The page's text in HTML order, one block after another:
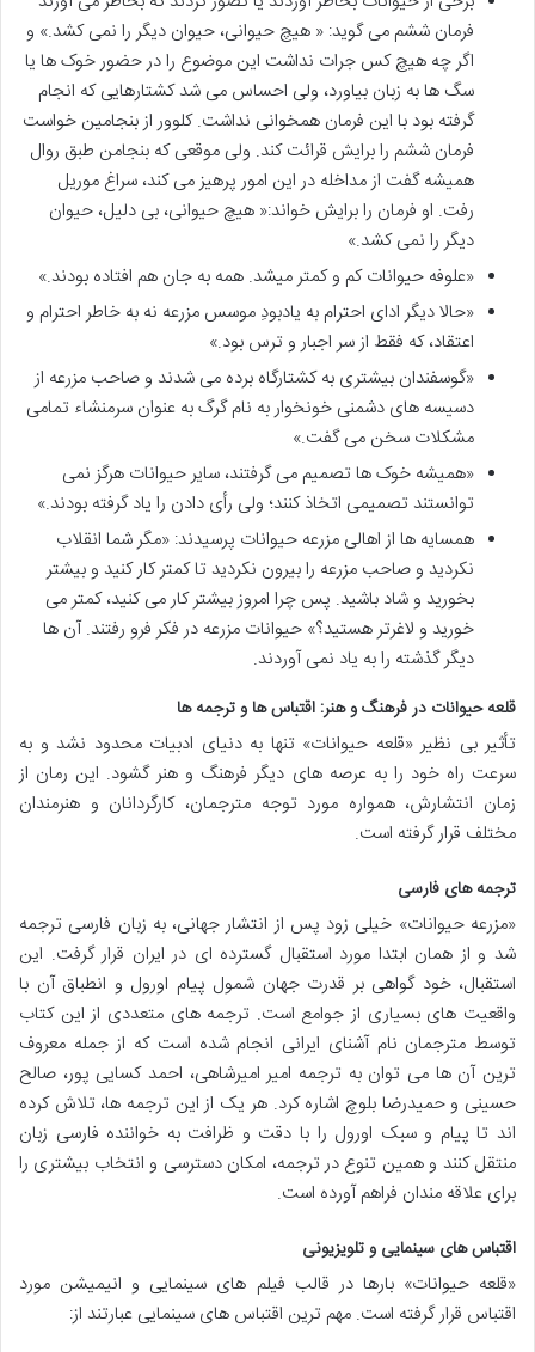
فرمان ششم می گوید: « هیچ حیوانی، حیوان دیگر را نمی کشد.» و
اگر چه هیچ کس جرات نداشت این موضوع را در حضور خوک ها یا
سگ ها به زبان بیاورد، ولی احساس می شد کشتارهایی که انجام
گرفته بود با این فرمان همخوانی نداشت. کلوور از بنجامین خواست
فرمان ششم را برایش قرائت کند. ولی موقعی که بنجامن طبق روال
همیشه گفت از مداخله در این امور پرهیز می کند، سراغ موریل
رفت. او فرمان را برایش خواند:« هیچ حیوانی، بی دلیل، حیوان
دیگر را نمی کشد.»
«علوفه حیوانات کم و کمتر میشد. همه به جان هم افتاده بودند.»
«حالا دیگر ادای احترام به یادبودِ موسس مزرعه نه به خاطر احترام و
اعتقاد، که فقط از سر اجبار و ترس بود.»
«گوسفندان بیشتری به کشتارگاه برده می شدند و صاحب مزرعه از
دسیسه های دشمنی خونخوار به نام گرگ به عنوان سرمنشاء تمامی
مشکلات سخن می گفت.»
«همیشه خوک ها تصمیم می گرفتند، سایر حیوانات هرگز نمی
توانستند تصمیمی اتخاذ کنند؛ ولی رأی دادن را یاد گرفته بودند.»
همسایه ها از اهالی مزرعه حیوانات پرسیدند: «مگر شما انقلاب
نکردید و صاحب مزرعه را بیرون نکردید تا کمتر کار کنید و بیشتر
بخورید و شاد باشید. پس چرا امروز بیشتر کار می کنید، کمتر می
خورید و لاغرتر هستید؟» حیوانات مزرعه در فکر فرو رفتند. آن ها
دیگر گذشته را به یاد نمی آوردند.
قلعه حیوانات در فرهنگ و هنر: اقتباس ها و ترجمه ها
تأثیر بی نظیر «قلعه حیوانات» تنها به دنیای ادبیات محدود نشد و به
سرعت راه خود را به عرصه های دیگر فرهنگ و هنر گشود. این رمان از
زمان انتشارش، همواره مورد توجه مترجمان، کارگردانان و هنرمندان
مختلف قرار گرفته است.
ترجمه های فارسی
«مزرعه حیوانات» خیلی زود پس از انتشار جهانی، به زبان فارسی ترجمه
شد و از همان ابتدا مورد استقبال گسترده ای در ایران قرار گرفت. این
استقبال، خود گواهی بر قدرت جهان شمول پیام اورول و انطباق آن با
واقعیت های بسیاری از جوامع است. ترجمه های متعددی از این کتاب
توسط مترجمان نام آشنای ایرانی انجام شده است که از جمله معروف
ترین آن ها می توان به ترجمه امیر امیرشاهی، احمد کسایی پور، صالح
حسینی و حمیدرضا بلوچ اشاره کرد. هر یک از این ترجمه ها، تلاش کرده
اند تا پیام و سبک اورول را با دقت و ظرافت به خواننده فارسی زبان
منتقل کنند و همین تنوع در ترجمه، امکان دسترسی و انتخاب بیشتری را
برای علاقه مندان فراهم آورده است.
اقتباس های سینمایی و تلویزیونی
«قلعه حیوانات» بارها در قالب فیلم های سینمایی و انیمیشن مورد
اقتباس قرار گرفته است. مهم ترین اقتباس های سینمایی عبارتند از: